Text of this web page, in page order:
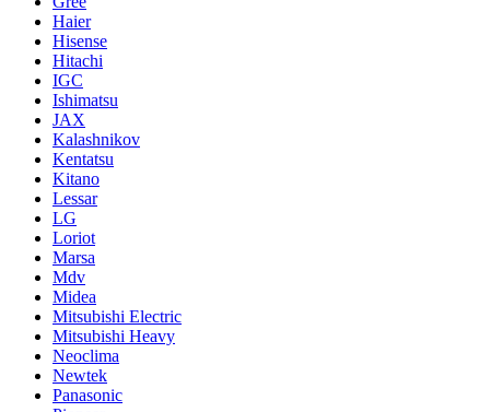
Haier
Hisense
Hitachi
IGC
Ishimatsu
JAX
Kalashnikov
Kentatsu
Kitano
Lessar
LG
Loriot
Marsa
Mdv
Midea
Mitsubishi Electric
Mitsubishi Heavy
Neoclima
Newtek
Panasonic